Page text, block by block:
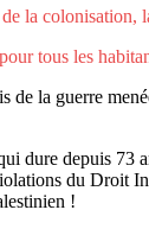
la
tous les
de la guerre
dure depuis 73
du Droit
!